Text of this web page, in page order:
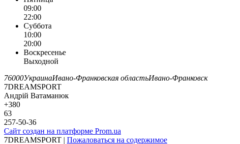
09:00
22:00
Суббота
10:00
20:00
Воскресенье
Выходной
76000УкраинаИвано-Франковская областьИвано-Франковск
7DREAMSPORT
Андрій Ватаманюк
+380
63
257-50-36
Сайт создан на платформе Prom.ua
7DREAMSPORT | Пожаловаться на содержимое